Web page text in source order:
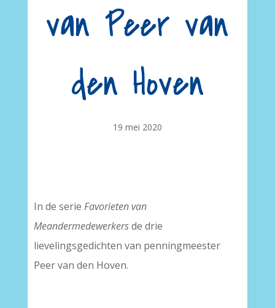
van Peer van
den Hoven
19 mei 2020
In de serie Favorieten van
Meandermedewerkersde drie
lievelingsgedichten van penningmeester
Peer van den Hoven.